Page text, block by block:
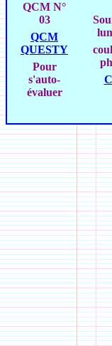
QCM N°
03
QCM
QUESTY
Pour
s'auto-
évaluer